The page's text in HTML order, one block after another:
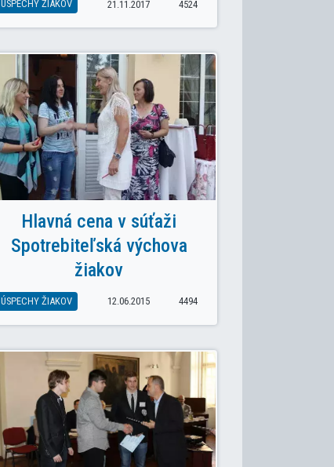
ÚSPECHY ŽIAKOV 21.11.2017 4524
Hlavná cena v súťaži
Spotrebiteľská výchova
žiakov
ÚSPECHY ŽIAKOV 12.06.2015 4494